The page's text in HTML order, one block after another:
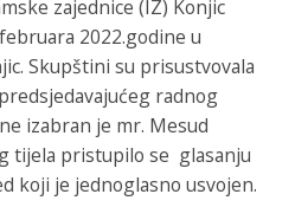
zajednice (IZ) Konjic
2022.godine u
Skupštini su prisustvovala
radnog
izabran je mr. Mesud
tijela pristupilo se glasanju
koji je jednoglasno usvojen.